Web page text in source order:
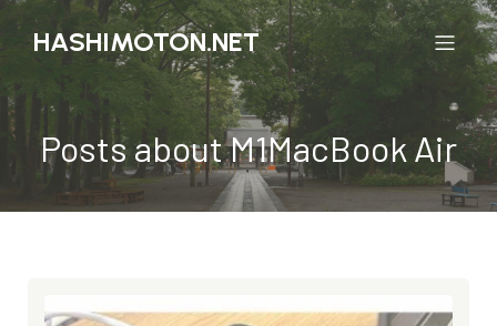
HASHIMOTON.NET
Posts about M1MacBook Air